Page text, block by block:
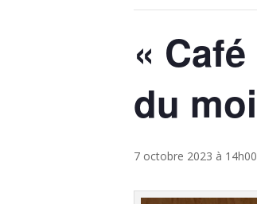
«
du
7 octobre 2023 à 14h00